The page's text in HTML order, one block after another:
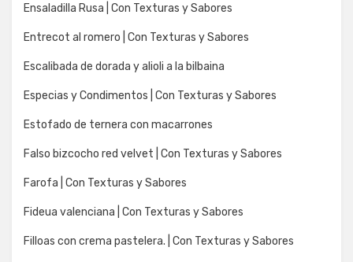
Ensaladilla Rusa | Con Texturas y Sabores
Entrecot al romero | Con Texturas y Sabores
Escalibada de dorada y alioli a la bilbaina
Especias y Condimentos | Con Texturas y Sabores
Estofado de ternera con macarrones
Falso bizcocho red velvet | Con Texturas y Sabores
Farofa | Con Texturas y Sabores
Fideua valenciana | Con Texturas y Sabores
Filloas con crema pastelera. | Con Texturas y Sabores